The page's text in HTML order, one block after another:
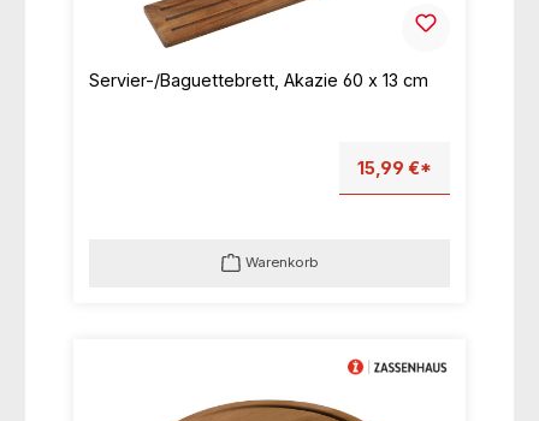
Servier-/Baguettebrett, Akazie 60 x 13 cm
15,99 €*
Warenkorb